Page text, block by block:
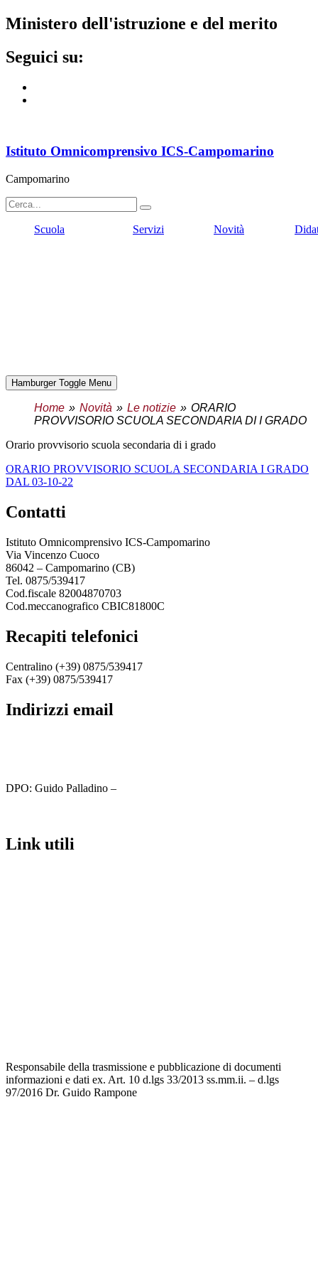
ministero dell'istruzione e del merito
seguici su:
Istituto Omnicomprensivo ICS-Campomarino
Campomarino
Scuola Servizi Novità
Hamburger Toggle Menu
Home Novità Le notizie
ORARIO
PROVVISORIO SCUOLA SECONDARIA DI I GRADO
orario provvisorio scuola secondaria di i grado
ORARIO PROVVISORIO SCUOLA SECONDARIA I GRADO
DAL 03-10-22
contatti
Istituto Omnicomprensivo ICS-Campomarino
Via Vincenzo Cuoco
86042 – Campomarino (CB)
Tel. 0875/539417
Cod.fiscale 82004870703
Cod.meccanografico CBIC81800C
recapiti telefonici
Centralino (+39) 0875/539417
Fax (+39) 0875/539417
indirizzi email
DPO: Guido Palladino –
link utili
Responsabile della trasmissione e pubblicazione di documenti
informazioni e dati ex. Art. 10 d.lgs 33/2013 ss.mm.ii. – d.lgs
97/2016 Dr. Guido Rampone